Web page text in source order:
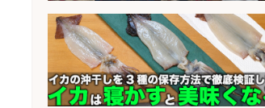
未経験歓迎/釣り具メーカーでの
ート営業/釣りや釣具などの知識
須/残業なし
会社名 株式会社天龍